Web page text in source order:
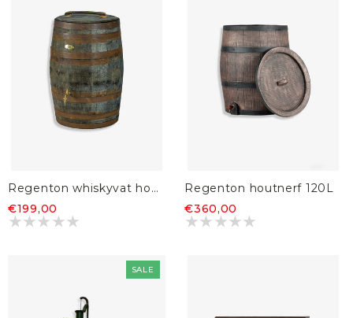
Regenton whiskyvat hout 190L
€199,00
Regenton houtnerf 120L
€360,00
SALE